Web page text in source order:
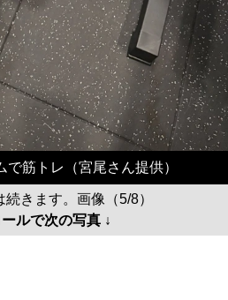
筋トレ（宮尾さん提供）
続きます。画像（5/8）
ルで次の写真 ↓